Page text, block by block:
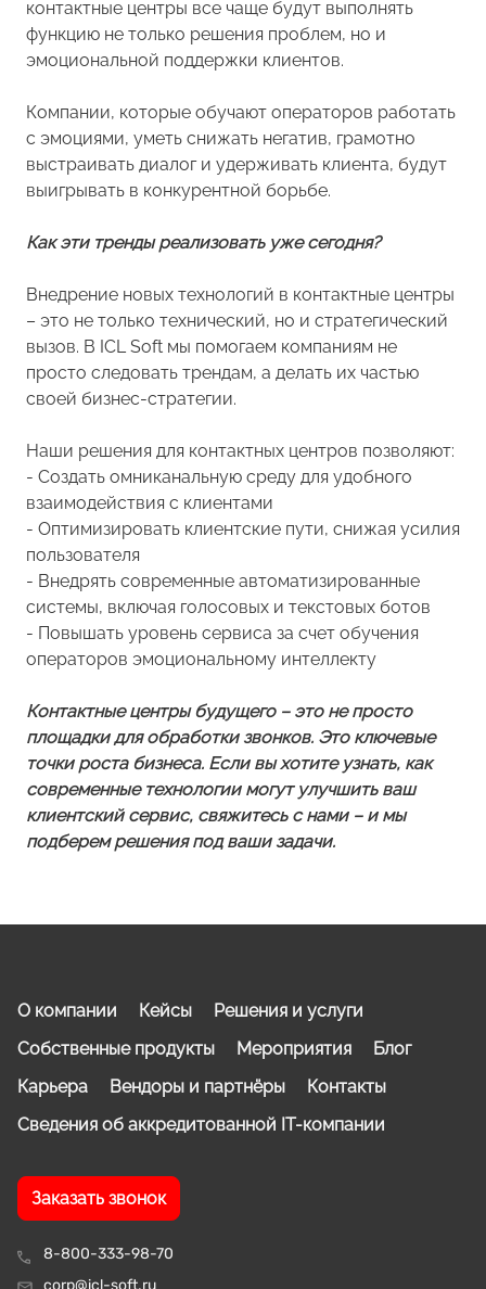
контактные центры все чаще будут выполнять
функцию не только решения проблем, но и
эмоциональной поддержки клиентов.
Компании, которые обучают операторов работать
с эмоциями, уметь снижать негатив, грамотно
выстраивать диалог и удерживать клиента, будут
выигрывать в конкурентной борьбе.
Как эти тренды реализовать уже сегодня?
Внедрение новых технологий в контактные центры
– это не только технический, но и стратегический
вызов. В ICL Soft мы помогаем компаниям не
просто следовать трендам, а делать их частью
своей бизнес-стратегии.
Наши решения для контактных центров позволяют:
- Создать омниканальную среду для удобного
взаимодействия с клиентами
- Оптимизировать клиентские пути, снижая усилия
пользователя
- Внедрять современные автоматизированные
системы, включая голосовых и текстовых ботов
- Повышать уровень сервиса за счет обучения
операторов эмоциональному интеллекту
Контактные центры будущего – это не просто
площадки для обработки звонков. Это ключевые
точки роста бизнеса. Если вы хотите узнать, как
современные технологии могут улучшить ваш
клиентский сервис, свяжитесь с нами – и мы
подберем решения под ваши задачи.
8-800-333-98-70
corp@icl-soft.ru
О компании Кейсы
Решения и услуги
Собственные продукты
Мероприятия
Блог
Карьера
Вендоры и партнёры
Контакты
Сведения об аккредитованной IT-компании
Заказать звонок